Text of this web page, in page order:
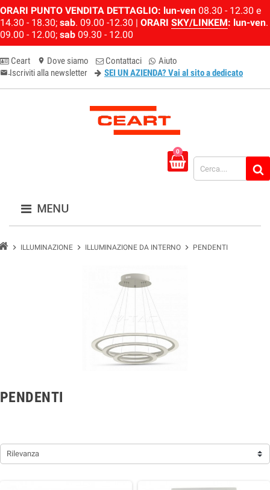
ORARI PUNTO VENDITA DETTAGLIO: lun-ven 08.30 - 12.30 e
14.30 - 18.30; sab. 09.00 -12.30 | ORARI SKY/LINKEM: lun-ven.
09.00 - 12.00; sab 09.30 - 12.00
Ceart location_on Dove siamo Contattaci Aiuto
email-newsletter
Iscriviti alla newsletter SEI UN AZIENDA? Vai al sito a dedicato
0
MENU
chevron_right ILLUMINAZIONE chevron_right ILLUMINAZIONE DA INTERNO chevron_right PENDENTI
PENDENTI
Rilevanza